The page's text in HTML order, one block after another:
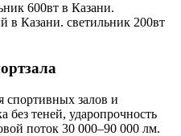
600вт в Казани.
в Казани. светильник 200вт
спортивных залов и
без теней, ударопрочность
поток 30 000–90 000 лм.